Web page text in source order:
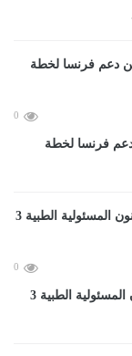
0
فرنسا لخطة
0
الحكومة: مد المدة المحددة بالمادة الثانية من قانون المسئولية الطبية 3